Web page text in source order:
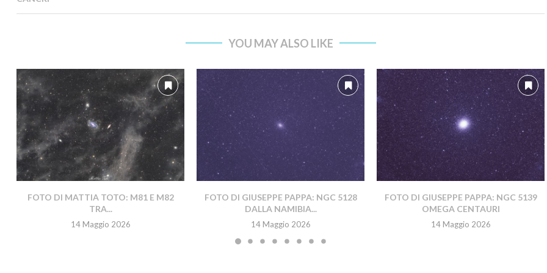
YOU MAY ALSO LIKE
FOTO DI MATTIA TOTO: M81 E M82
TRA...
14 Maggio 2026
FOTO DI GIUSEPPE PAPPA: NGC 5128
DALLA NAMIBIA...
14 Maggio 2026
FOTO DI GIUSEPPE PAPPA: NGC 5139
OMEGA CENTAURI
14 Maggio 2026